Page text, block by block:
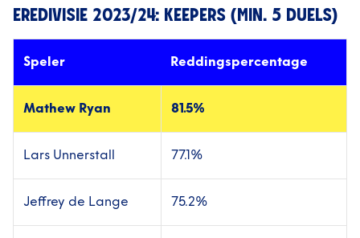
EREDIVISIE 2023/24: KEEPERS (MIN. 5 DUELS)
Speler Reddingspercentage
Mathew Ryan 81.5%
Lars Unnerstall 77.1%
Jeffrey de Lange 75.2%